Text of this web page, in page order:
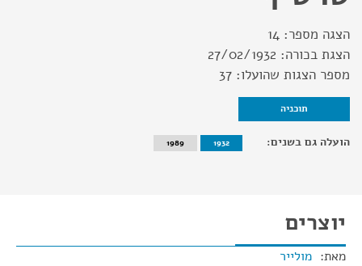
הצגה מספר: 14
הצגת בכורה: 27/02/1932
מספר הצגות שהועלו: 37
תוכניה
הועלה גם בשנים: 1932
1989
יוצרים
מאת: מולייר